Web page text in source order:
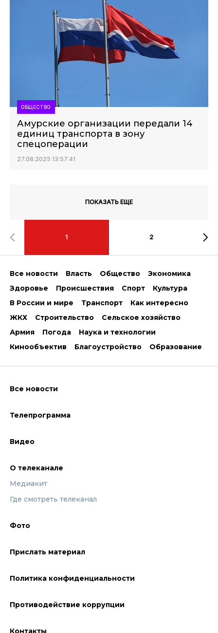
ОБЩЕСТВО
Амурские организации передали 14
единиц транспорта в зону
спецоперации
27.08.2025 13:57:41
ПОКАЗАТЬ ЕЩЕ
1 2
Все новости Власть Общество
Экономика
Здоровье
Происшествия Спорт
Культура
В России и мире
Транспорт
Как интересно
ЖКХ
Строительство
Сельское хозяйство
Армия
Погода
Наука и технологии
Кинообъектив
Благоустройство Образование
Все новости
Телепрограмма
Видео
О телеканале
Медиакит
Где смотреть телеканал
Фото
Прислать материал
Политика конфиденциальности
Противодействие коррупции
Контакты